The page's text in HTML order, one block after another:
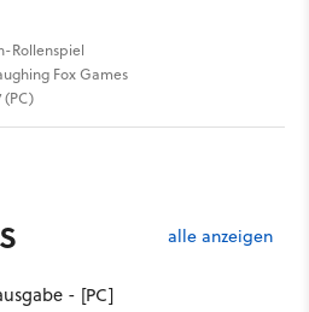
Rollenspiel
Fox Games
(PC)
alle anzeigen
- [PC]